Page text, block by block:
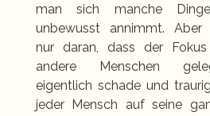
man sich manche
unbewusst annimmt.
nur daran, dass der
andere Menschen
eigentlich schade und
jeder Mensch auf seine